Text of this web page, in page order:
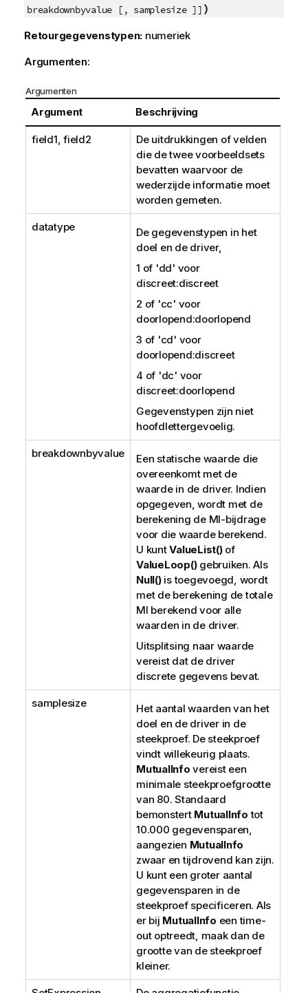
breakdownbyvalue [, samplesize ]] )
Retourgegevenstypen: numeriek
Argumenten:
Argumenten
Argument Beschrijving
field1, field2
De uitdrukkingen of velden
die de twee voorbeeldsets
bevatten waarvoor de
wederzijde informatie moet
worden gemeten.
datatype
De gegevenstypen in het
doel en de driver,
1 of 'dd' voor
discreet:discreet
2 of 'cc' voor
doorlopend:doorlopend
3 of 'cd' voor
doorlopend:discreet
4 of 'dc' voor
discreet:doorlopend
Gegevenstypen zijn niet
hoofdlettergevoelig.
breakdownbyvalue
Een statische waarde die
overeenkomt met de
waarde in de driver. Indien
opgegeven, wordt met de
berekening de MI-bijdrage
voor die waarde berekend.
U kuntValueList()of
ValueLoop()gebruiken. Als
Null()is toegevoegd, wordt
met de berekening de totale
MI berekend voor alle
waarden in de driver.
Uitsplitsing naar waarde
vereist dat de driver
discrete gegevens bevat.
samplesize
Het aantal waarden van het
doel en de driver in de
steekproef. De steekproef
vindt willekeurig plaats.
MutualInfo vereist een
minimale steekproefgrootte
van 80. Standaard
bemonstert MutualInfo tot
10.000 gegevensparen,
aangezien MutualInfo
zwaar en tijdrovend kan zijn.
U kunt een groter aantal
gegevensparen in de
steekproef specificeren. Als
er bij MutualInfo een time-
out optreedt, maak dan de
grootte van de steekproef
kleiner.